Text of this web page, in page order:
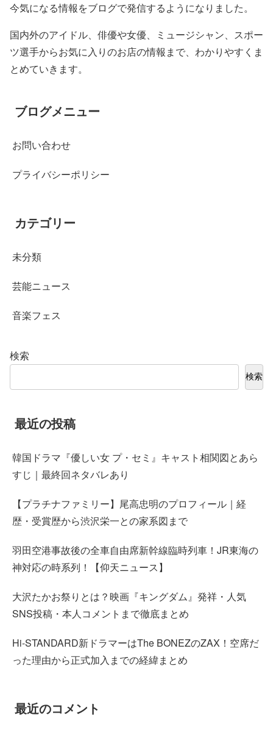
今気になる情報をブログで発信するようになりました。
国内外のアイドル、俳優や女優、ミュージシャン、スポー
ツ選手からお気に入りのお店の情報まで、わかりやすくま
とめていきます。
ブログメニュー
お問い合わせ
プライバシーポリシー
カテゴリー
未分類
芸能ニュース
音楽フェス
検索
検索
最近の投稿
韓国ドラマ『優しい女 プ・セミ』キャスト相関図とあら
すじ｜最終回ネタバレあり
【プラチナファミリー】尾高忠明のプロフィール｜経
歴・受賞歴から渋沢栄一との家系図まで
羽田空港事故後の全車自由席新幹線臨時列車！JR東海の
神対応の時系列！【仰天ニュース】
大沢たかお祭りとは？映画『キングダム』発祥・人気
SNS投稿・本人コメントまで徹底まとめ
Hi-STANDARD新ドラマーはThe BONEZのZAX！空席だ
った理由から正式加入までの経緯まとめ
最近のコメント